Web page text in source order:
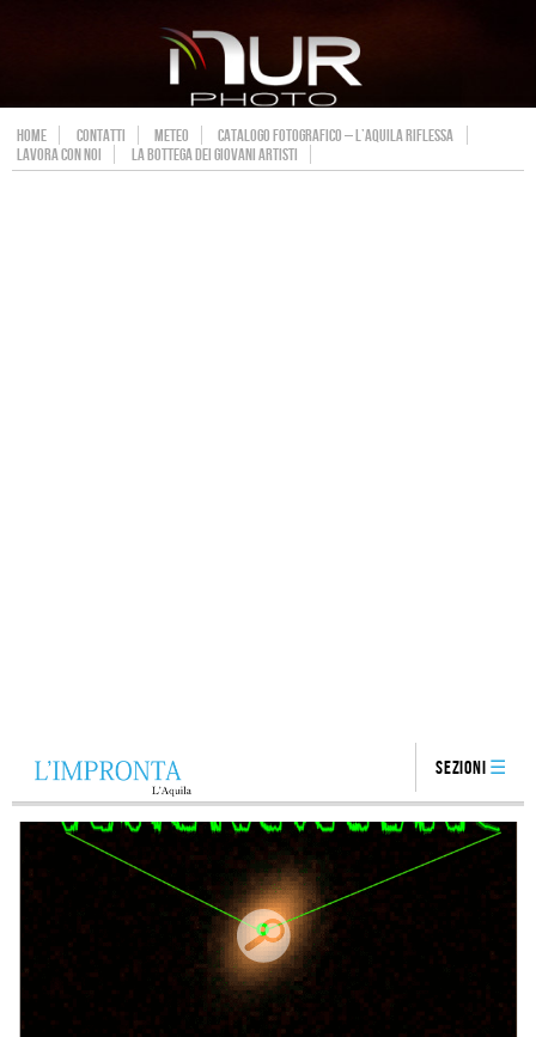
HOME CONTATTI METEO
CATALOGO FOTOGRAFICO – L’AQUILA RIFLESSA
LAVORA CON NOI
LA BOTTEGA DEI GIOVANI ARTISTI
Sezioni